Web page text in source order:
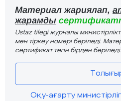
Материал жариялап,
жарамды
Ustaz tilegi журналы
мен тіркеу номері беріледі.
сертификат тегін бірден беріледі.
Оқу-ағарту